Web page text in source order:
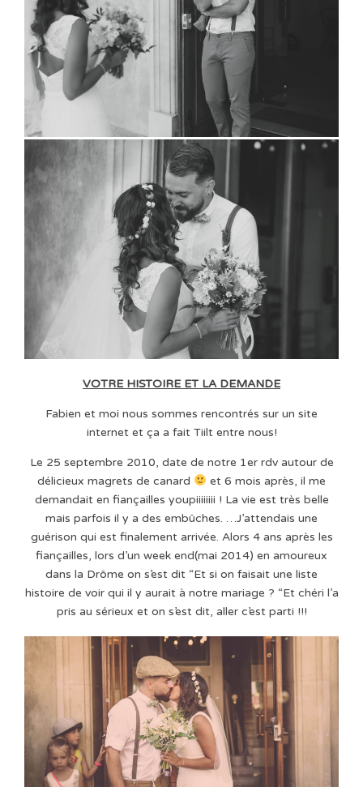
VOTRE HISTOIRE ET LA DEMANDE
Fabien et moi nous sommes rencontrés sur un site
internet et ça a fait Tiilt entre nous!
Le 25 septembre 2010, date de notre 1er rdv autour de
délicieux magrets de canard
et 6 mois après, il me
demandait en fiançailles youpiiiiiiii ! La vie est très belle
mais parfois il y a des embûches. …J’attendais une
guérison qui est finalement arrivée. Alors 4 ans après les
fiançailles, lors d’un week end(mai 2014) en amoureux
dans la Drôme on s’est dit “Et si on faisait une liste
histoire de voir qui il y aurait à notre mariage ? “Et chéri l’a
pris au sérieux et on s’est dit, aller c’est parti !!!